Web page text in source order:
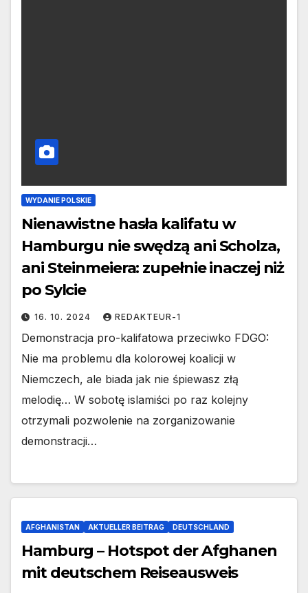
WYDANIE POLSKIE
Nienawistne hasła kalifatu w
Hamburgu nie swędzą ani Scholza,
ani Steinmeiera: zupełnie inaczej niż
po Sylcie
16. 10. 2024 REDAKTEUR-1
Demonstracja pro-kalifatowa przeciwko FDGO:
Nie ma problemu dla kolorowej koalicji w
Niemczech, ale biada jak nie śpiewasz złą
melodię… W sobotę islamiści po raz kolejny
otrzymali pozwolenie na zorganizowanie
demonstracji…
AFGHANISTAN AKTUELLER BEITRAG DEUTSCHLAND
Hamburg – Hotspot der Afghanen
mit deutschem Reiseausweis